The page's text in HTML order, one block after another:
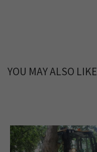
YOU MAY ALSO LIKE